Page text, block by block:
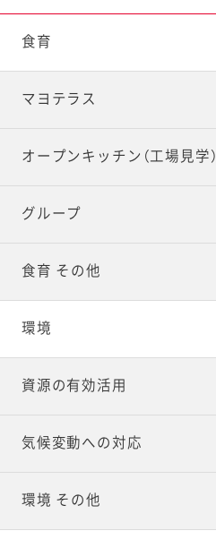
食育
マヨテラス
オープンキッチン（工場見学）
グループ
食育 その他
環境
資源の有効活用
気候変動への対応
環境 その他